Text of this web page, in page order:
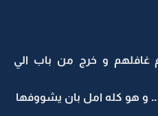
غافلهم و خرج من باب الي
.. و هو كله امل بان يشووفها